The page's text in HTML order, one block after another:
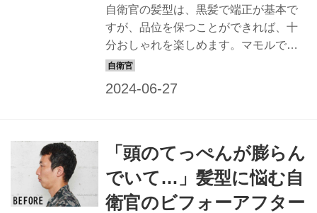
の皆さん、お待ちしています！」
BEFORE：若々しく見える髪型にした
い！ モデル隊員 【上田大...
自衛官の髪型は、黒髪で端正が基本で
すが、品位を保つことができれば、十
分おしゃれを楽しめます。マモルで
は、すてきな隊員の姿は最高の広報に
当するヘアスタイリスト：keiko ヘアス
タイリスト歴22年。東京・表参道にあ
る「NORA HAIR SALON」にてサロン
ワークをこなすほか、アーティストな
「頭のてっぺんが膨らん
でいて…」髪型に悩む自
衛官のビフォーアフター